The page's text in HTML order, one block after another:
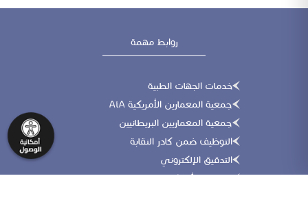
روابط مهمة
خدمات الجهات الطبية
جمعية المعمارين الأمريكية AiA
جمعية المعماريين البريطانيين
التوظيف ضمن كادر النقابة
التدقيق الإلكتروني
الجمعية الأمريكية للمهندسين المدنيين